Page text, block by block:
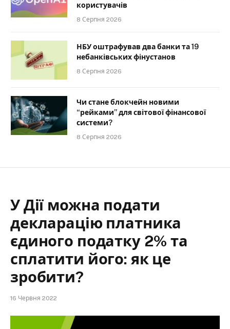
користувачів
8 Серпня 2026
НБУ оштрафував два банки та 19
небанківських фінустанов
8 Серпня 2026
Чи стане блокчейн новими
“рейками” для світової фінансової
системи?
8 Серпня 2026
У Дії можна подати
декларацію платника
єдиного податку 2% та
сплатити його: як це
зробити?
16 Червня 2022